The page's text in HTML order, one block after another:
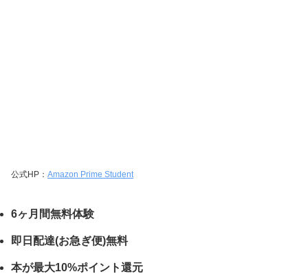
公式HP： Amazon Prime Student
6ヶ月間無料体験
即日配達(お急ぎ便)無料
本が最大10%ポイント還元